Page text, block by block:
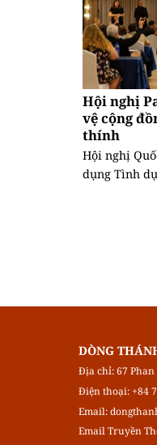
Hội nghị
vệ cộng
thính
Hội nghị
dụng Tình
DÒNG
Địa chỉ: 67 Phan
Điện thoại: +84
Email:
Email Truyền